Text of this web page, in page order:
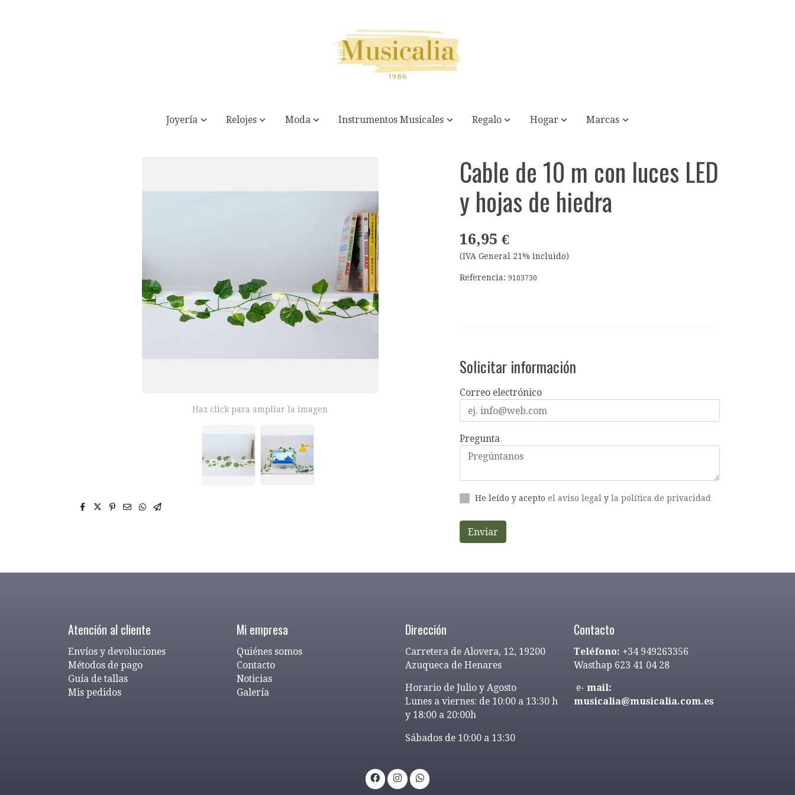
Joyería Relojes Moda Instrumentos Musicales Regalo Hogar Marcas
Cable de 10 m con luces LED y hojas de hiedra
Haz click para ampliar la imagen
Cable de 10 m con luces LED
y hojas de hiedra
16,95 €
(IVA General 21% incluido)
Referencia:9103730
Solicitar información
Correo electrónico
Pregunta
He leído y acepto el aviso legal y la política de privacidad
Enviar
Atención al cliente
Envíos y devoluciones
Métodos de pago
Guía de tallas
Mis pedidos
Mi empresa
Quiénes somos
Contacto
Noticias
Galería
Dirección
Carretera de Alovera, 12, 19200
Azuqueca de Henares
Horario de Julio y Agosto
Lunes a viernes: de 10:00 a 13:30 h
y 18:00 a 20:00h
Sábados de 10:00 a 13:30
Contacto
Teléfono: +34 949263356
Wasthap 623 41 04 28
e- mail:
musicalia@musicalia.com.es